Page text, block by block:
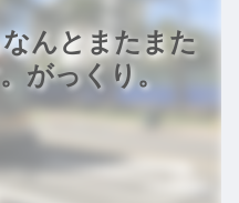
んとまたまた
がっくり。